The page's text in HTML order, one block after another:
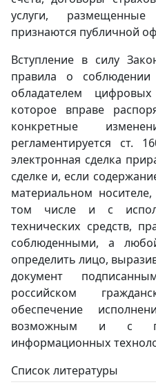
услуги,
признаются публичной
Вступление в силу
правила о
обладателем
которое вправе
конкретные
регламентируется ст.
электронная сделка
сделке и, если
материальном
том числе и с
технических средств,
соблюденными, а
определить лицо,
документ
российском
обеспечение
возможным и с
информационных
Список литературы